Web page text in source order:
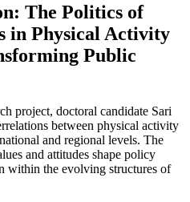
The Politics of
in Physical Activity
Public
project, doctoral candidate Sari
between physical activity
and regional levels. The
and attitudes shape policy
within the evolving structures of